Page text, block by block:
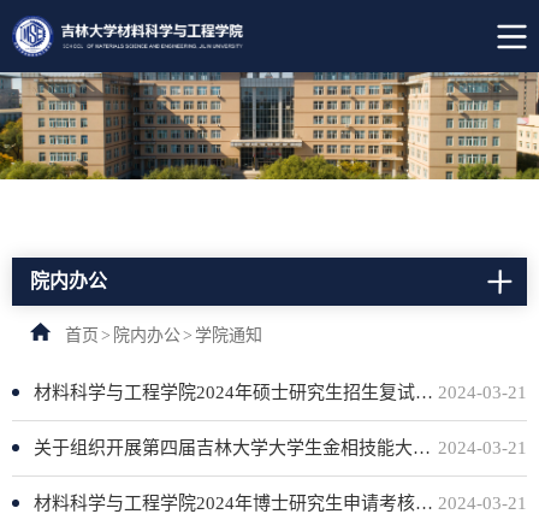
院内办公
首页 > 院内办公> 学院通知
2024-03-21
材料科学与工程学院2024年硕士研究生招生复试通知
2024-03-21
关于组织开展第四届吉林大学大学生金相技能大赛暨第十三届全国大学生金相技能大赛校内选拔赛的通知
2024-03-21
材料科学与工程学院2024年博士研究生申请考核制拟录取名单公示